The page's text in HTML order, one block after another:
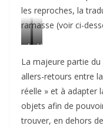
e
u
r
e
u
r
les reproches, la
ramasse (voir ci-
L
a
V
O
p
a
U
n
e
r
La majeure partie
allers-retours entre
réelle » et à adapter
objets afin de
trouver, en dehors